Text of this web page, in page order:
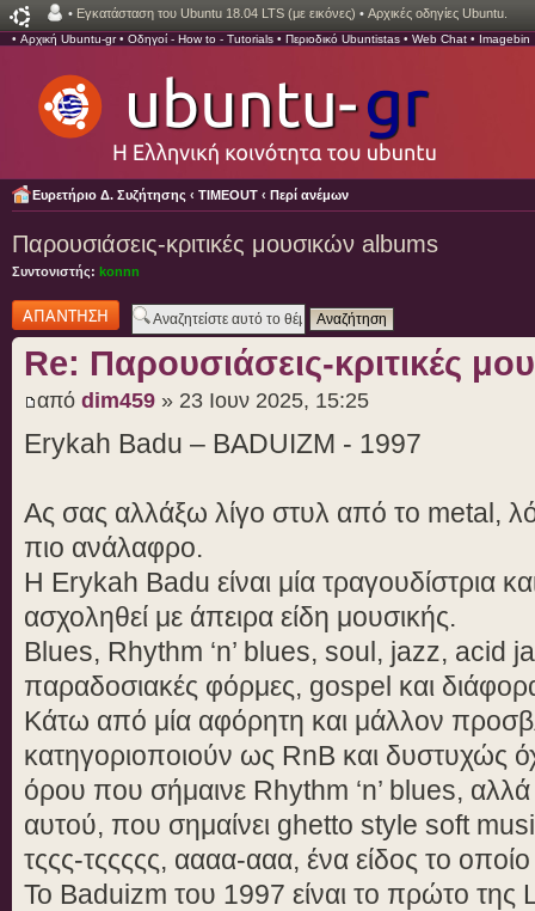
• Εγκατάσταση του Ubuntu 18.04 LTS (με εικόνες) • Αρχικές οδηγίες Ubuntu.
• Αρχική Ubuntu-gr• Οδηγοί - How to - Tutorials • Περιοδικό Ubuntistas • Web Chat • Imagebin
Ευρετήριο Δ. Συζήτησης ‹ TIMEOUT ‹ Περί ανέμων
Παρουσιάσεις-κριτικές μουσικών albums
Συντονιστής: konnn
Δημιουργία
απάντησης
Re: Παρουσιάσεις-κριτικές
από dim459 » 23 Ιουν 2025, 15:25
Erykah Badu – BADUIZM - 1997
Ας σας αλλάξω λίγο στυλ από το metal,
πιο ανάλαφρο.
Η Erykah Badu είναι μία τραγουδίστρια
ασχοληθεί με άπειρα είδη μουσικής.
Blues, Rhythm ‘n’ blues, soul, jazz, acid
παραδοσιακές φόρμες, gospel και
Κάτω από μία αφόρητη και μάλλον
κατηγοριοποιούν ως RnB και δυστυχώς
όρου που σήμαινε Rhythm ‘n’ blues,
αυτού, που σημαίνει ghetto style soft
τςςς-τςςςςς, αααα-ααα, ένα είδος το
Το Baduizm του 1997 είναι το πρώτο της